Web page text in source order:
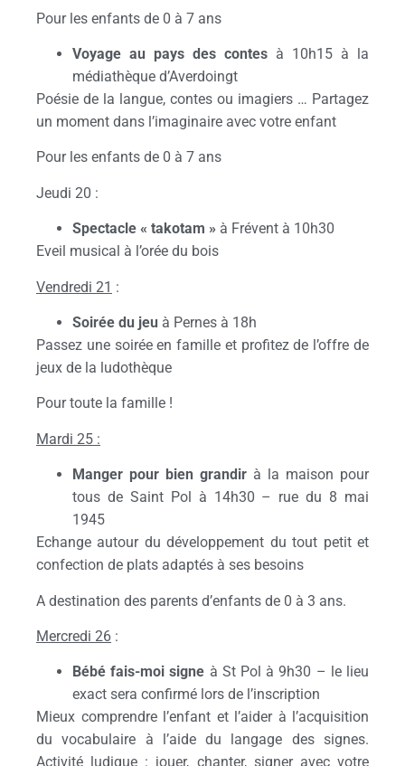
Pour les enfants de 0 à 7 ans
Voyage au pays des contes à 10h15 à la
médiathèque d’Averdoingt
Poésie de la langue, contes ou imagiers … Partagez
un moment dans l’imaginaire avec votre enfant
Pour les enfants de 0 à 7 ans
Jeudi 20 :
Spectacle « takotam » à Frévent à 10h30
Eveil musical à l’orée du bois
Vendredi 21 :
Soirée du jeu à Pernes à 18h
Passez une soirée en famille et profitez de l’offre de
jeux de la ludothèque
Pour toute la famille !
Mardi 25 :
Manger pour bien grandir à la maison pour
tous de Saint Pol à 14h30 – rue du 8 mai
1945
Echange autour du développement du tout petit et
confection de plats adaptés à ses besoins
A destination des parents d’enfants de 0 à 3 ans.
Mercredi 26 :
Bébé fais-moi signe à St Pol à 9h30 – le lieu
exact sera confirmé lors de l’inscription
Mieux comprendre l’enfant et l’aider à l’acquisition
du vocabulaire à l’aide du langage des signes.
Activité ludique : jouer, chanter, signer avec votre